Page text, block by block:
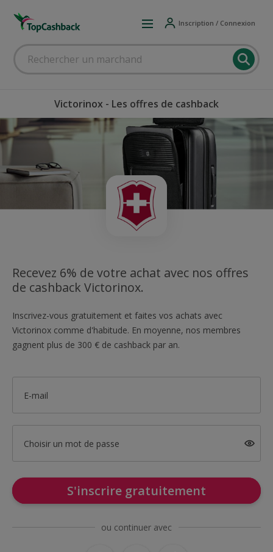
Inscription / Connexion
Victorinox - Les offres de cashback
Recevez 6% de votre achat avec nos offres
de cashback Victorinox.
Inscrivez-vous gratuitement et faites vos achats avec
Victorinox comme d'habitude. En moyenne, nos membres
gagnent plus de 300 € de cashback par an.
E-mail
Choisir un mot de passe
S'inscrire gratuitement
ou continuer avec